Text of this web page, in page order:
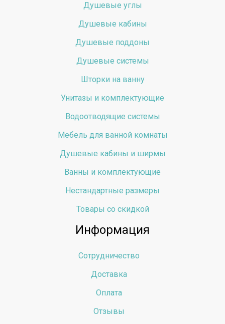
Душевые углы
Душевые кабины
Душевые поддоны
Душевые системы
Шторки на ванну
Унитазы и комплектующие
Водоотводящие системы
Мебель для ванной комнаты
Душевые кабины и ширмы
Ванны и комплектующие
Нестандартные размеры
Товары со скидкой
Информация
Сотрудничество
Доставка
Оплата
Отзывы